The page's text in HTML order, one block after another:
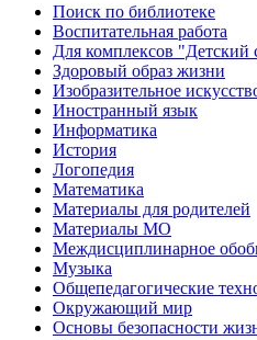
Поиск по библиотеке
Воспитательная работа
Для комплексов "Детский
Здоровый образ жизни
Изобразительное
Иностранный язык
Информатика
История
Логопедия
Математика
Материалы для родителей
Материалы МО
Междисциплинарное
Музыка
Общепедагогические
Окружающий мир
Основы безопасности